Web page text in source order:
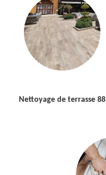
Nettoyage de terrasse 88